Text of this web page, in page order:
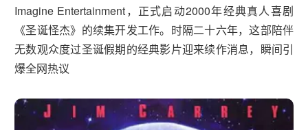
Imagine Entertainment，正式启动2000年经典真人喜剧
《圣诞怪杰》的续集开发工作。时隔二十六年，这部陪伴
无数观众度过圣诞假期的经典影片迎来续作消息，瞬间引
爆全网热议